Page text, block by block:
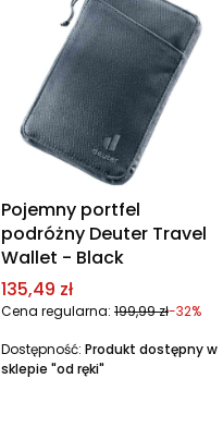
Pojemny portfel
podróżny Deuter Travel
Wallet - Black
Cena promocyjna
135,49 zł
Cena regularna: 199,99 zł-32%
Dostępność: Produkt dostępny w
sklepie "od ręki"